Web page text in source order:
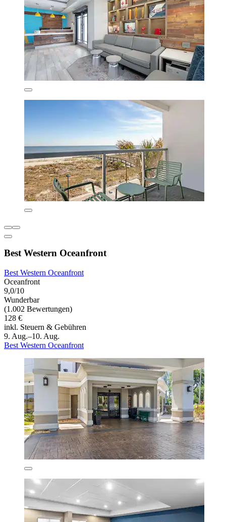
Best Western Oceanfront
Best Western Oceanfront
Oceanfront
9,0/10
Wunderbar
(1.002 Bewertungen)
128 €
inkl. Steuern & Gebühren
9. Aug.–10. Aug.
Best Western Oceanfront